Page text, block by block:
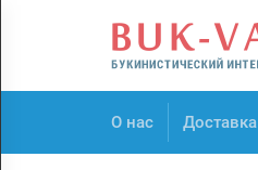
О нас Доставка
О нас